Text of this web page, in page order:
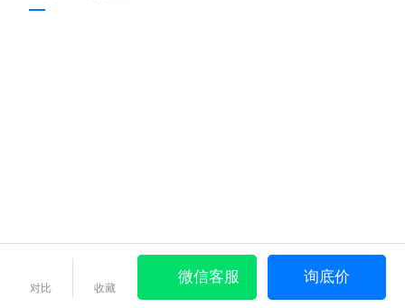
对比 收藏
微信客服 询底价